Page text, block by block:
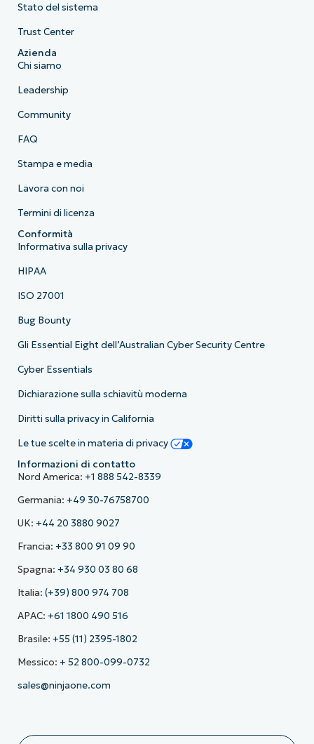
Stato del sistema
Trust Center
Azienda
Chi siamo
Leadership
Community
FAQ
Stampa e media
Lavora con noi
Termini di licenza
Conformità
Informativa sulla privacy
HIPAA
ISO 27001
Bug Bounty
Gli Essential Eight dell’Australian Cyber Security Centre
Cyber Essentials
Dichiarazione sulla schiavitù moderna
Diritti sulla privacy in California
Le tue scelte in materia di privacy
Informazioni di contatto
Nord America: +1 888 542-8339
Germania: +49 30-76758700
UK: +44 20 3880 9027
Francia: +33 800 91 09 90
Spagna: +34 930 03 80 68
Italia: (+39) 800 974 708
APAC: +61 1800 490 516
Brasile: +55 (11) 2395-1802
Messico: + 52 800-099-0732
sales@ninjaone.com